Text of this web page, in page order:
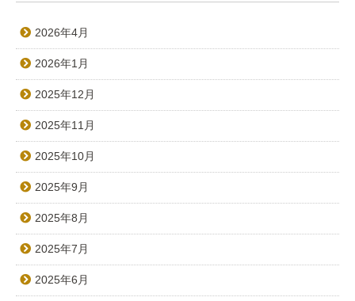
2026年4月
2026年1月
2025年12月
2025年11月
2025年10月
2025年9月
2025年8月
2025年7月
2025年6月